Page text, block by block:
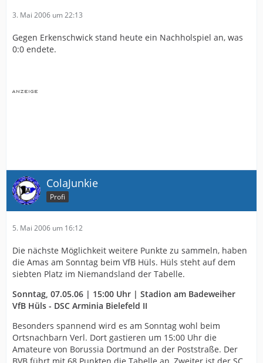
3. Mai 2006 um 22:13
Gegen Erkenschwick stand heute ein Nachholspiel an, was
0:0 endete.
ColaJunkie
Profi
5. Mai 2006 um 16:12
Die nächste Möglichkeit weitere Punkte zu sammeln, haben
die Amas am Sonntag beim VfB Hüls. Hüls steht auf dem
siebten Platz im Niemandsland der Tabelle.
Sonntag, 07.05.06 | 15:00 Uhr | Stadion am Badeweiher
VfB Hüls - DSC Arminia Bielefeld II
Besonders spannend wird es am Sonntag wohl beim
Ortsnachbarn Verl. Dort gastieren um 15:00 Uhr die
Amateure von Borussia Dortmund an der Poststraße. Der